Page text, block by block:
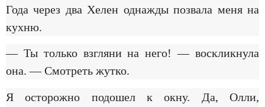
Года через два Хелен однажды позвала меня на
кухню.
— Ты только взгляни на него! — воскликнула
она. — Смотреть жутко.
Я осторожно подошел к окну. Да, Олли,